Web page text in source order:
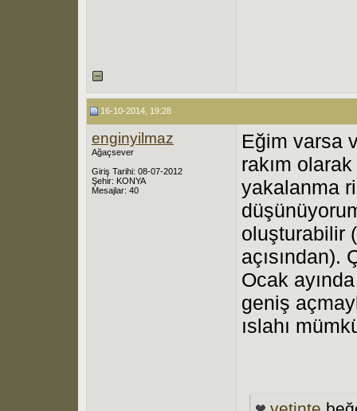
16-10-2014, 19:28
enginyilmaz
Ağaçsever
Giriş Tarihi: 08-07-2012
Şehir: KONYA
Mesajlar: 40
Eğim varsa
rakım
yakalanma
oluşturabilir
açısından).
Ocak
geniş
ıslahı